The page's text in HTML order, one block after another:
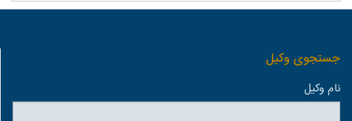
جستجوی وكيل
نام وكيل